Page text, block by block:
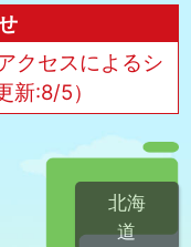
クセスによるシ
新:8/5）
北海
道